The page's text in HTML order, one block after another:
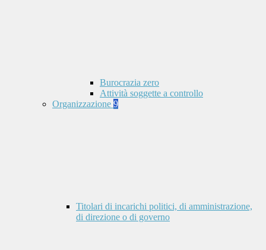
Burocrazia zero
Attività soggette a controllo
Organizzazione 9
Titolari di incarichi politici, di amministrazione,
di direzione o di governo